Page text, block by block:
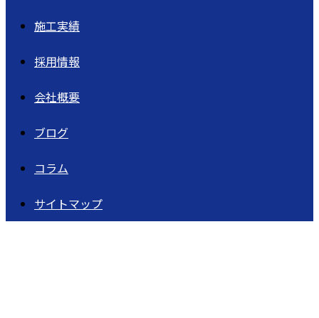
施工実績
採用情報
会社概要
ブログ
コラム
サイトマップ